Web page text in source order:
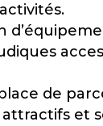
de
et